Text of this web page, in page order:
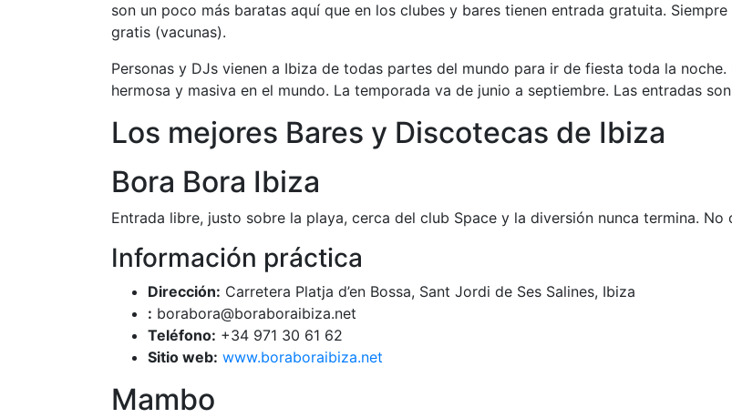
son un poco más baratas aquí que en los clubes y bares tienen entrada gratuita.
gratis (vacunas).
Personas y DJs vienen a Ibiza de todas partes del mundo para ir de fiesta toda la
hermosa y masiva en el mundo. La temporada va de junio a septiembre. Las entradas
Los mejores Bares y Discotecas de Ibiza
Bora Bora Ibiza
Entrada libre, justo sobre la playa, cerca del club Space y la diversión nunca termina.
Información práctica
Dirección: Carretera Platja d’en Bossa, Sant Jordi de Ses Salines, Ibiza
: borabora@boraboraibiza.net
Teléfono: +34 971 30 61 62
Sitio web: www.boraboraibiza.net
Mambo